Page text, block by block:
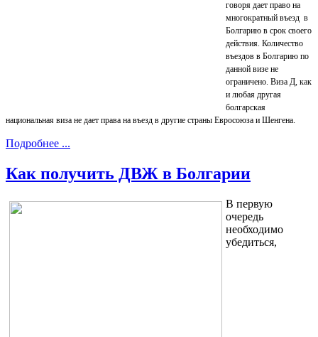
говоря дает право на
многократный въезд в
Болгарию в срок своего
действия. Количество
въездов в Болгарию по
данной визе не
ограничено. Виза Д, как
и любая другая
болгарская
национальная виза не дает права на въезд в другие страны Евросоюза и Шенгена.
Подробнее ...
Как получить ДВЖ в Болгарии
В первую
очередь
необходимо
убедиться,